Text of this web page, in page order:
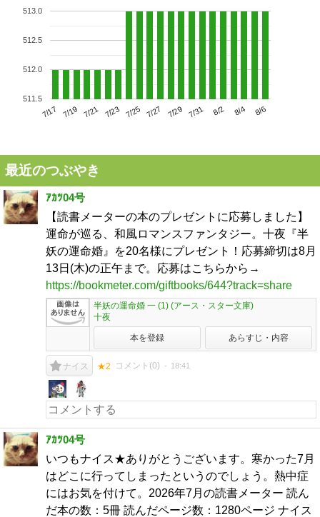
7/17 7/19 7/21 7/23 7/25 7/27 7/29 7/31 8/2 8/4 8/6
511.5
512.0
512.5
513.0
最近のつぶやき
ｱｶﾂ04号
【読書メーターの本のプレゼントに応募しました】
運命が巡る、和風ロマンスファンタジー。十夜『半
妖の運命婚』を20名様にプレゼント！応募締切は8月
13日(木)の正午まで。応募はこちらから→
https://bookmeter.com/giftbooks/644?track=share
半妖の運命婚 一 (1) (アース・スター文庫)
十夜
本を登録 あらすじ・内容
ナイス ★2 コメント(0) 18:41
ｱｶﾂ04号
いつもナイス★ありがとうございます。寒かった7月
はどこに行ってしまったというのでしょう。熱中症
にはお気を付けて。2026年7月の読書メーター 読ん
だ本の数：5冊 読んだページ数：1280ページ ナイス